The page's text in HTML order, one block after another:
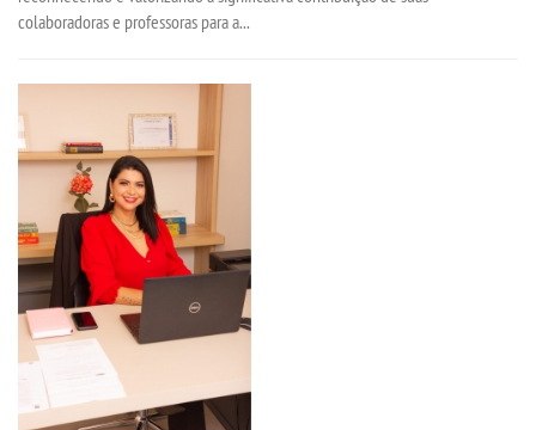
colaboradoras e professoras para a...